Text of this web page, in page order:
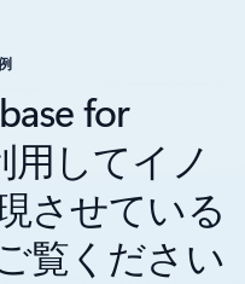
for
用してイノ
させている
覧ください